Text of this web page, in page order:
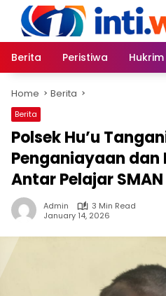
content
Berita
Peristiwa Hukrim
Home Berita
Berita
Polsek Hu’u
Penganiayaan dan
Antar Pelajar SMAN
Admin
3 Min Read
January 14, 2026